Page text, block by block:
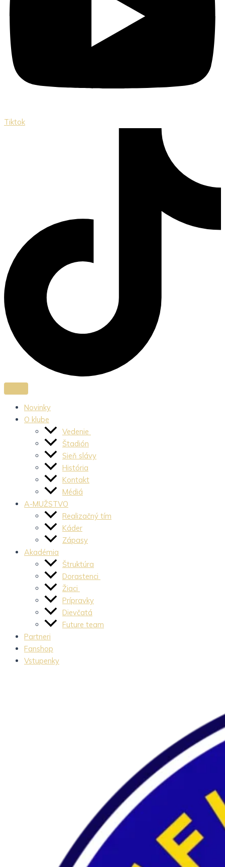
Tiktok
Novinky
O klube
Vedenie
Štadión
Sieň slávy
História
Kontakt
Médiá
A-MUŽSTVO
Realizačný tím
Káder
Zápasy
Akadémia
Štruktúra
Dorastenci
Žiaci
Prípravky
Dievčatá
Future team
Partneri
Fanshop
Vstupenky